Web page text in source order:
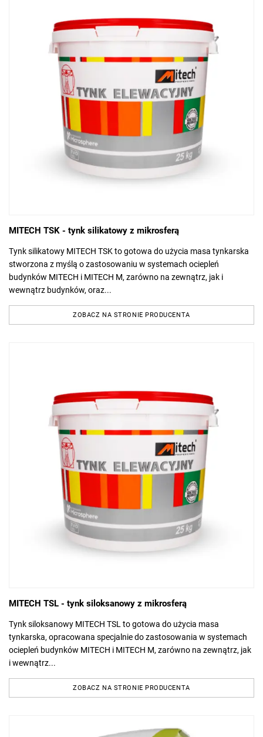
MITECH TSK - tynk silikatowy z mikrosferą
Tynk silikatowy MITECH TSK to gotowa do użycia masa tynkarska
stworzona z myślą o zastosowaniu w systemach ociepleń
budynków MITECH i MITECH M, zarówno na zewnątrz, jak i
wewnątrz budynków, oraz...
ZOBACZ NA STRONIE PRODUCENTA
MITECH TSL - tynk siloksanowy z mikrosferą
Tynk siloksanowy MITECH TSL to gotowa do użycia masa
tynkarska, opracowana specjalnie do zastosowania w systemach
ociepleń budynków MITECH i MITECH M, zarówno na zewnątrz, jak
i wewnątrz...
ZOBACZ NA STRONIE PRODUCENTA